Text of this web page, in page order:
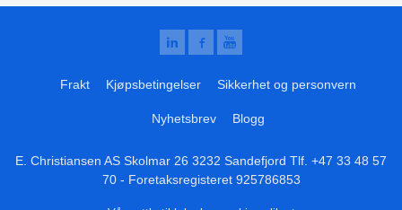
Frakt Kjøpsbetingelser Sikkerhet og personvern
Nyhetsbrev Blogg
E. Christiansen AS Skolmar 26 3232 Sandefjord Tlf. +47 33 48 57
70- Foretaksregisteret 925786853